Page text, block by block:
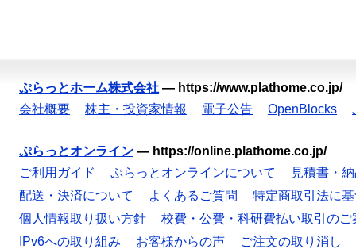
ぷらっとホーム株式会社 — https://www.plathome.co.jp/
会社概要
株主・投資家情報 電子公告 OpenBlocks
ぷらっとオンライン — https://online.plathome.co.jp/
ご利用ガイド
ぷらっとオンラインについて
見積書・
配送・決済について
よくあるご質問
特定商取引法に
個人情報取り扱い方針
校費・公費・科研費払い取引のご
IPv6への取り組み
お客様からの声 ご注文の取り消し